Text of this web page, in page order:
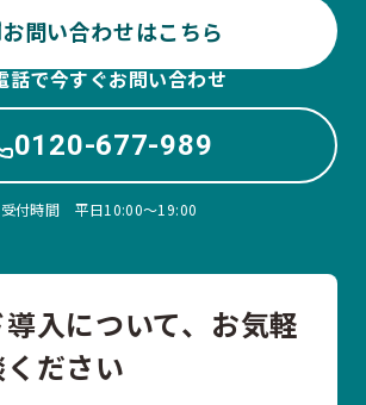
お問い合わせはこちら
話で今すぐお問い合わせ
0120-677-989
受付時間 平日10:00〜19:00
入について、お気軽
ださい